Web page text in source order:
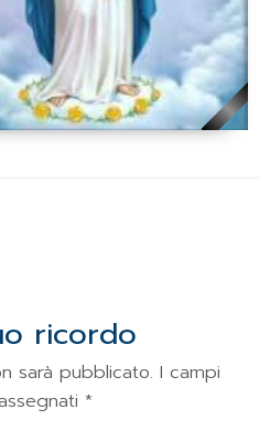
ricordo
sarà pubblicato. I campi
*